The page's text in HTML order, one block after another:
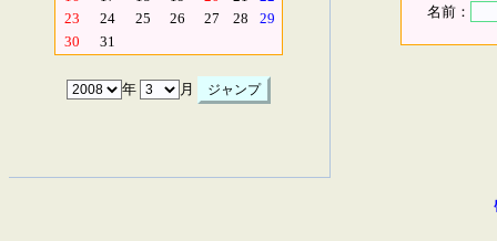
23
24 25 26 27 28
29
30
31
年 月
名前：